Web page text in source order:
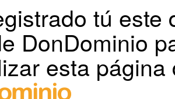
tú
DonDominio
esta página